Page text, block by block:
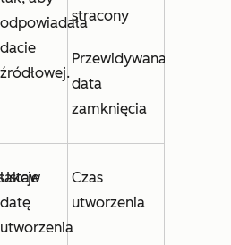
odpowiadała
dacie
źródłowej.
stracony
Przewidywana
data
zamknięcia
Ustaw
datę
utworzenia
Czas
utworzenia